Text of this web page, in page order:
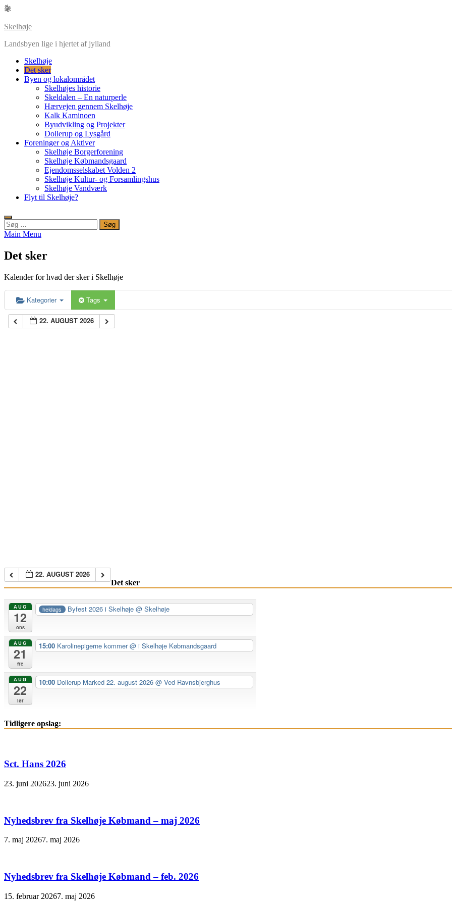
Skip
content
Skelhøje
Landsbyen lige i hjertet af jylland
Skelhøje
Det sker
Byen og lokalområdet
Skelhøjes historie
Skeldalen – En naturperle
Hærvejen gennem Skelhøje
Kalk Kaminoen
Byudvikling og Projekter
Dollerup og Lysgård
Foreninger og Aktiver
Skelhøje Borgerforening
Skelhøje Købmandsgaard
Ejendomsselskabet Volden 2
Skelhøje Kultur- og Forsamlingshus
Skelhøje Vandværk
Flyt til Skelhøje?
Søg
efter:
Main Menu
Det sker
Kalender for hvad der sker i Skelhøje
Kategorier Tags
22. AUGUST 2026
22. AUGUST 2026
Det sker
AUG
12
ons
heldags Byfest 2026 i Skelhøje@ Skelhøje
AUG
21
fre
15:00 Karolinepigerne kommer@ i Skelhøje Købmandsgaard
AUG
22
lør
10:00 Dollerup Marked 22. august 2026 @ Ved Ravnsbjerghus
Tidligere opslag:
Sct. Hans 2026
23. juni 202623. juni 2026
Nyhedsbrev fra Skelhøje Købmand – maj 2026
7. maj 20267. maj 2026
Nyhedsbrev fra Skelhøje Købmand – feb. 2026
15. februar 20267. maj 2026